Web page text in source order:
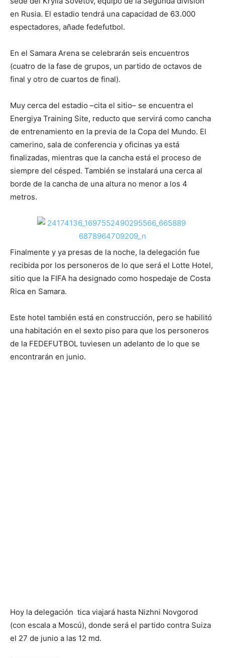
en Rusia. El estadio tendrá una capacidad de 63.000
espectadores, añade fedefutbol.
En el Samara Arena se celebrarán seis encuentros
(cuatro de la fase de grupos, un partido de octavos de
final y otro de cuartos de final).
Muy cerca del estadio –cita el sitio– se encuentra el
Energiya Training Site, reducto que servirá como cancha
de entrenamiento en la previa de la Copa del Mundo. El
camerino, sala de conferencia y oficinas ya está
finalizadas, mientras que la cancha está el proceso de
siempre del césped. También se instalará una cerca al
borde de la cancha de una altura no menor a los 4
metros.
Finalmente y ya presas de la noche, la delegación fue
recibida por los personeros de lo que será el Lotte Hotel,
sitio que la FIFA ha designado como hospedaje de Costa
Rica en Samara.
Este hotel también está en construcción, pero se habilitó
una habitación en el sexto piso para que los personeros
de la FEDEFUTBOL tuviesen un adelanto de lo que se
encontrarán en junio.
Hoy la delegación tica viajará hasta Nizhni Novgorod
(con escala a Moscú), donde será el partido contra Suiza
el 27 de junio a las 12 md.